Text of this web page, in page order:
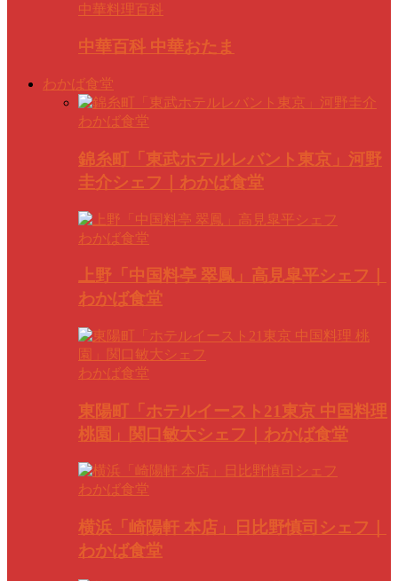
中華料理百科
中華百科 中華おたま
わかば食堂
わかば食堂
錦糸町「東武ホテルレバント東京」河野
圭介シェフ｜わかば食堂
わかば食堂
上野「中国料亭 翠鳳」高見皐平シェフ｜
わかば食堂
わかば食堂
東陽町「ホテルイースト21東京 中国料理
桃園」関口敏大シェフ｜わかば食堂
わかば食堂
横浜「崎陽軒 本店」日比野慎司シェフ｜
わかば食堂